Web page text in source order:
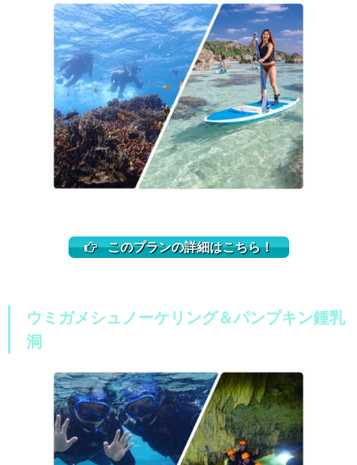
このプランの詳細はこちら！
ウミガメシュノーケリング＆パンプキン鍾乳
洞